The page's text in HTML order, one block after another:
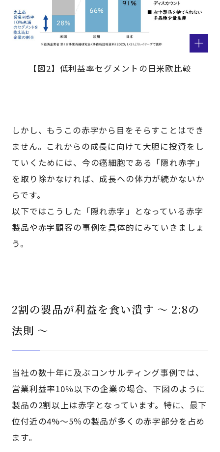
【図2】低利益率セグメントの日米欧比較
しかし、もうこの赤字から目をそらすことはでき
ません。これからの成長に向けて大胆に投資をし
ていくためには、今の癌細胞である「隠れ赤字」
を取り除かなければ、成長への体力が続かないか
らです。
以下ではこうした「隠れ赤字」となっている赤字
製品や赤字顧客の事例を具体的にみていきましょ
う。
2割の製品が利益を食い潰す ～ 2:8の
法則 ～
当社の数十年に及ぶコンサルティング事例では、
営業利益率10％以下の企業の場合、下図のように
製品の2割以上は赤字となっています。特に、最下
位付近の4%～5％の製品が多くの赤字部分を占め
ます。